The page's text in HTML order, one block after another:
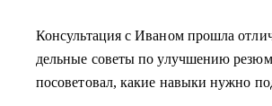
Консультация с Иваном прошла
дельные советы по улучшению
посоветовал, какие навыки нужно